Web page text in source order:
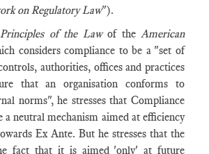
on Regulatory Law").
Principles of the Lawof theAmerican
considers compliance to be a "set of
authorities, offices and practices
that an organisation conforms to
norms", he stresses that Compliance
a neutral mechanism aimed at efficiency
Ex Ante. But he stresses that the
fact that it is aimed 'only' at future